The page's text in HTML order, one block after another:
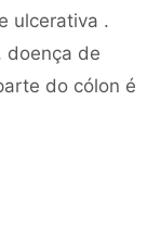
ulcerativa .
doença de
do cólon é